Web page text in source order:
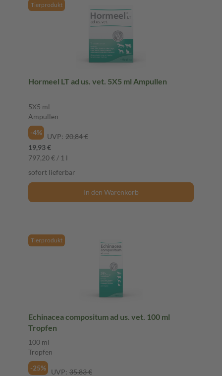
Tierprodukt
Hormeel LT ad us. vet. 5X5 ml Ampullen
5X5 ml
Ampullen
-4%
UVP: 20,84 €
19,93 €
797,20 € / 1 l
sofort lieferbar
In den Warenkorb
Tierprodukt
Echinacea compositum ad us. vet. 100 ml
Tropfen
100 ml
Tropfen
-25%
UVP: 35,83 €